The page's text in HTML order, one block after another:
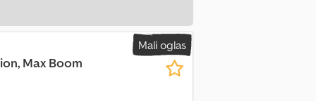
Mali oglas
Max Boom